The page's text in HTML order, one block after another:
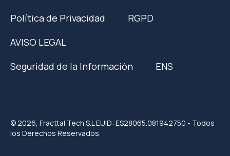
Política de Privacidad
RGPD
AVISO LEGAL
Seguridad de la Información
ENS
© 2026, Fracttal Tech S.L EUID: ES28065.081942750 - Todos
los Derechos Reservados.